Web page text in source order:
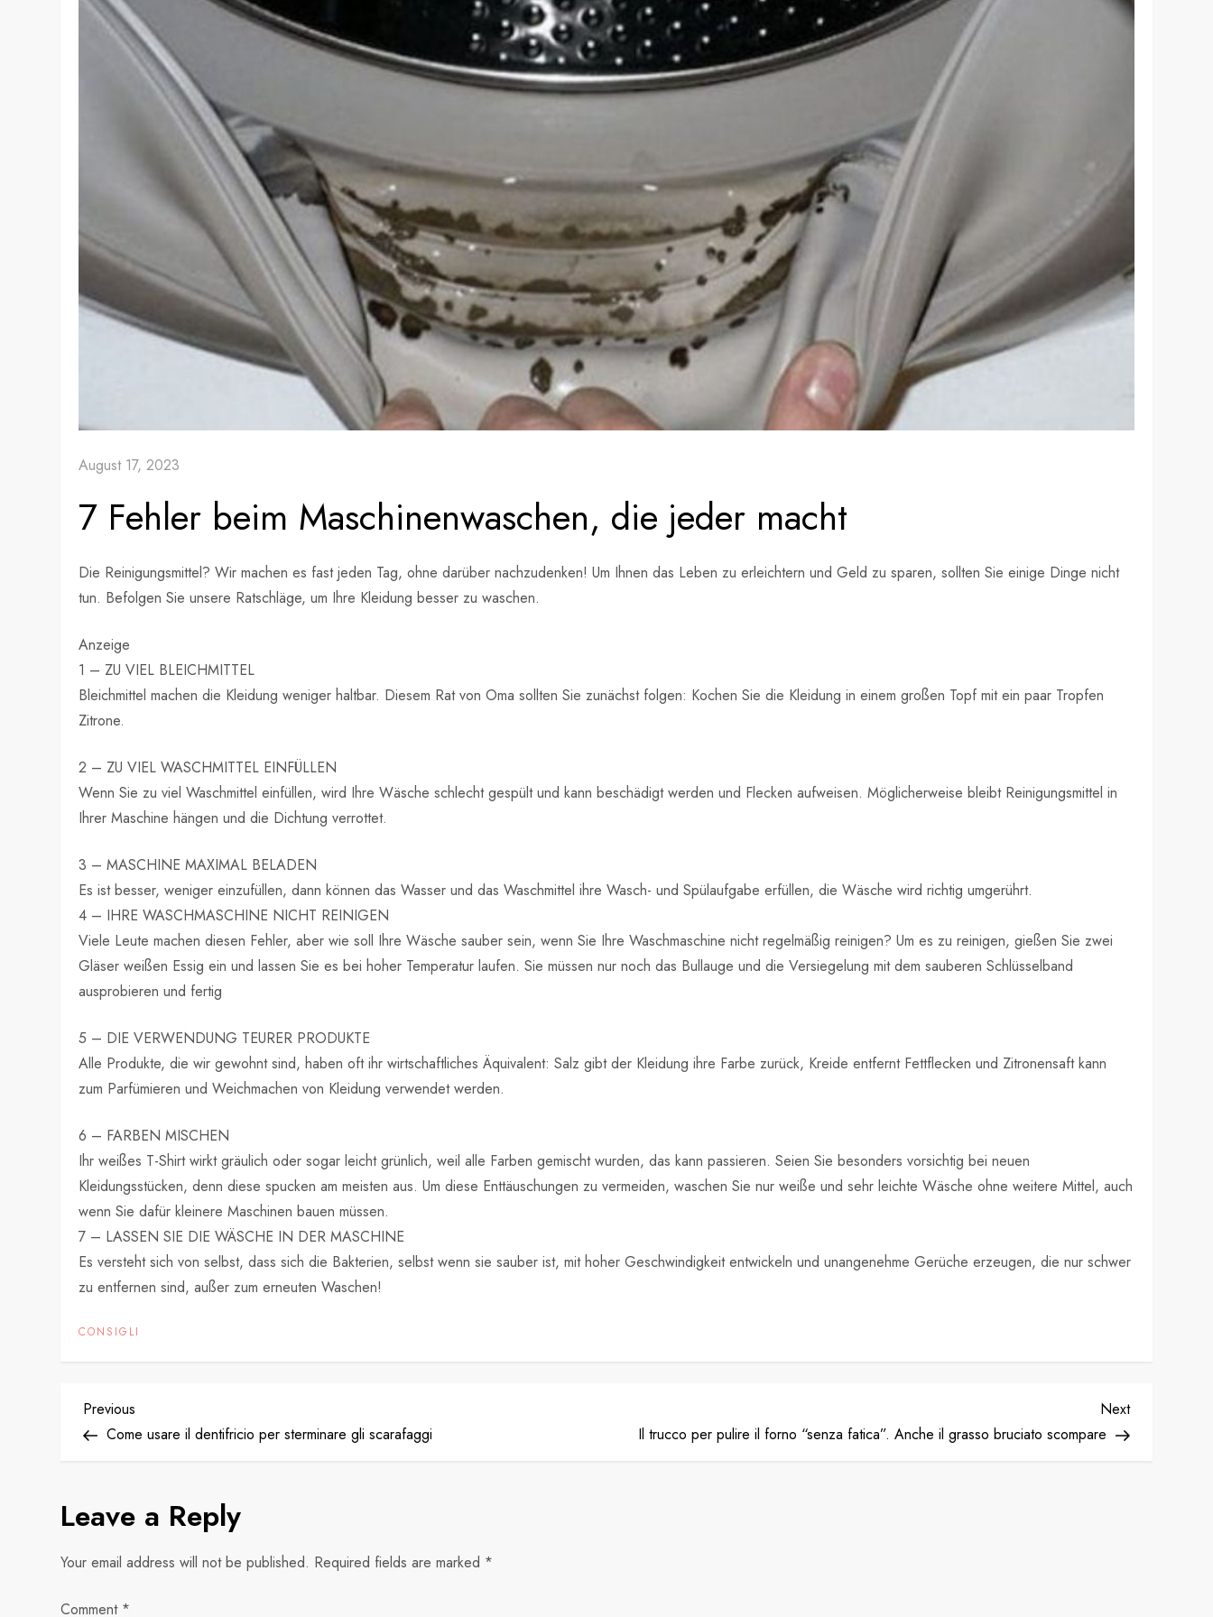
August 17, 2023
7 Fehler beim Maschinenwaschen, die jeder macht
Die Reinigungsmittel? Wir machen es fast jeden Tag, ohne darüber nachzudenken! Um Ihnen das Leben zu erleichtern und Geld zu sparen, sollten Sie einige Dinge nicht
tun. Befolgen Sie unsere Ratschläge, um Ihre Kleidung besser zu waschen.
Anzeige
1 – ZU VIEL BLEICHMITTEL
Bleichmittel machen die Kleidung weniger haltbar. Diesem Rat von Oma sollten Sie zunächst folgen: Kochen Sie die Kleidung in einem großen Topf mit ein paar Tropfen
Zitrone.
2 – ZU VIEL WASCHMITTEL EINFÜLLEN
Wenn Sie zu viel Waschmittel einfüllen, wird Ihre Wäsche schlecht gespült und kann beschädigt werden und Flecken aufweisen. Möglicherweise bleibt Reinigungsmittel in
Ihrer Maschine hängen und die Dichtung verrottet.
3 – MASCHINE MAXIMAL BELADEN
Es ist besser, weniger einzufüllen, dann können das Wasser und das Waschmittel ihre Wasch- und Spülaufgabe erfüllen, die Wäsche wird richtig umgerührt.
4 – IHRE WASCHMASCHINE NICHT REINIGEN
Viele Leute machen diesen Fehler, aber wie soll Ihre Wäsche sauber sein, wenn Sie Ihre Waschmaschine nicht regelmäßig reinigen? Um es zu reinigen, gießen Sie zwei
Gläser weißen Essig ein und lassen Sie es bei hoher Temperatur laufen. Sie müssen nur noch das Bullauge und die Versiegelung mit dem sauberen Schlüsselband
ausprobieren und fertig
5 – DIE VERWENDUNG TEURER PRODUKTE
Alle Produkte, die wir gewohnt sind, haben oft ihr wirtschaftliches Äquivalent: Salz gibt der Kleidung ihre Farbe zurück, Kreide entfernt Fettflecken und Zitronensaft kann
zum Parfümieren und Weichmachen von Kleidung verwendet werden.
6 – FARBEN MISCHEN
Ihr weißes T-Shirt wirkt gräulich oder sogar leicht grünlich, weil alle Farben gemischt wurden, das kann passieren. Seien Sie besonders vorsichtig bei neuen
Kleidungsstücken, denn diese spucken am meisten aus. Um diese Enttäuschungen zu vermeiden, waschen Sie nur weiße und sehr leichte Wäsche ohne weitere Mittel, auch
wenn Sie dafür kleinere Maschinen bauen müssen.
7 – LASSEN SIE DIE WÄSCHE IN DER MASCHINE
Es versteht sich von selbst, dass sich die Bakterien, selbst wenn sie sauber ist, mit hoher Geschwindigkeit entwickeln und unangenehme Gerüche erzeugen, die nur schwer
zu entfernen sind, außer zum erneuten Waschen!
CONSIGLI
P
s
Previous
Post
Previous
Come usare il dentifricio per sterminare gli scarafaggi
Next
Post
Next
Il trucco per pulire il forno “senza fatica”. Anche il grasso bruciato scompare
Leave a Reply
Your email address will not be published. Required fields are marked *
Comment *